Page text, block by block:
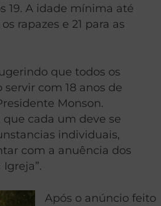
19. A idade mínima até
rapazes e 21 para as
que todos os
servir com 18 anos de
Monson.
que cada um deve se
individuais,
com a anuência dos
Após o anúncio feito